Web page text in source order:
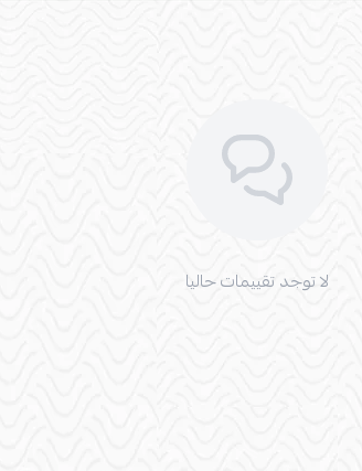
لا توجد تقييمات حاليا